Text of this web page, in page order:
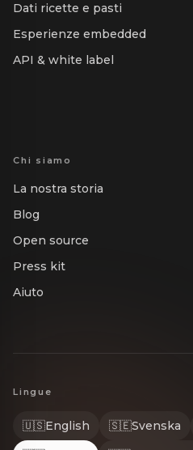
Dati ricette e pasti
Esperienze embedded
API & white label
Chi siamo
La nostra storia
Blog
Open source
Press kit
Aiuto
Lingue
🇺🇸English 🇸🇪Svenska